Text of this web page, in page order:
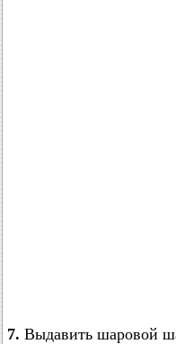
7. Выдавить шаровой